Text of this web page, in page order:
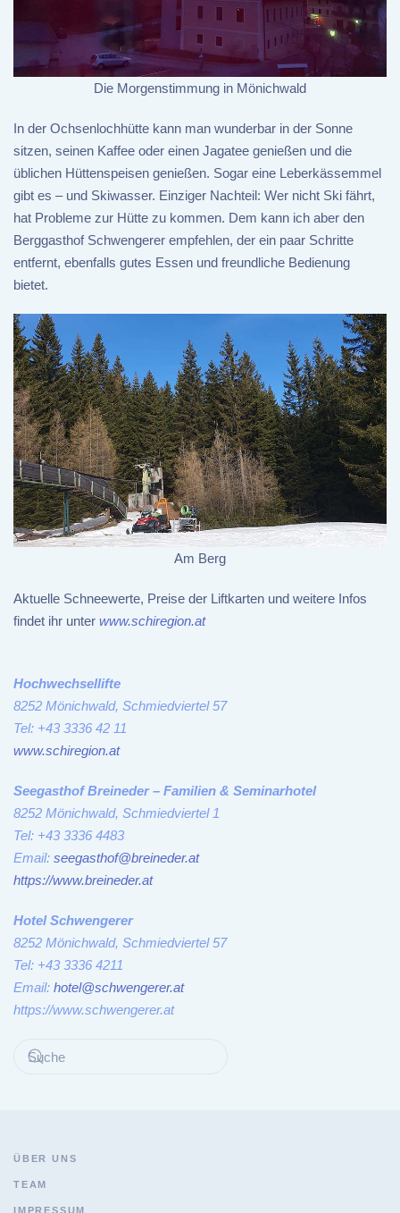
Die Morgenstimmung in Mönichwald
In der Ochsenlochhütte kann man wunderbar in der Sonne
sitzen, seinen Kaffee oder einen Jagatee genießen und die
üblichen Hüttenspeisen genießen. Sogar eine Leberkässemmel
gibt es – und Skiwasser. Einziger Nachteil: Wer nicht Ski fährt,
hat Probleme zur Hütte zu kommen. Dem kann ich aber den
Berggasthof Schwengerer empfehlen, der ein paar Schritte
entfernt, ebenfalls gutes Essen und freundliche Bedienung
bietet.
Am Berg
Aktuelle Schneewerte, Preise der Liftkarten und weitere Infos
findet ihr unter www.schiregion.at
Hochwechsellifte
8252 Mönichwald, Schmiedviertel 57
Tel: +43 3336 42 11
www.schiregion.at
Seegasthof Breineder – Familien & Seminarhotel
8252 Mönichwald, Schmiedviertel 1
Tel: +43 3336 4483
Email: seegasthof@breineder.at
https://www.breineder.at
Hotel Schwengerer
8252 Mönichwald, Schmiedviertel 57
Tel: +43 3336 4211
Email: hotel@schwengerer.at
https://www.schwengerer.at
ÜBER UNS
TEAM
IMPRESSUM